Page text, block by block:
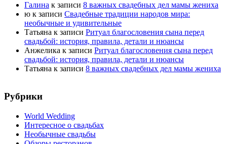
Галина к записи 8 важных свадебных дел мамы жениха
ю к записи Свадебные традиции народов мира:
необычные и удивительные
Татьяна к записи Ритуал благословения сына перед
свадьбой: история, правила, детали и нюансы
Анжелика к записи Ритуал благословения сына перед
свадьбой: история, правила, детали и нюансы
Татьяна к записи 8 важных свадебных дел мамы жениха
Рубрики
World Wedding
Интересное о свадьбах
Необычные свадьбы